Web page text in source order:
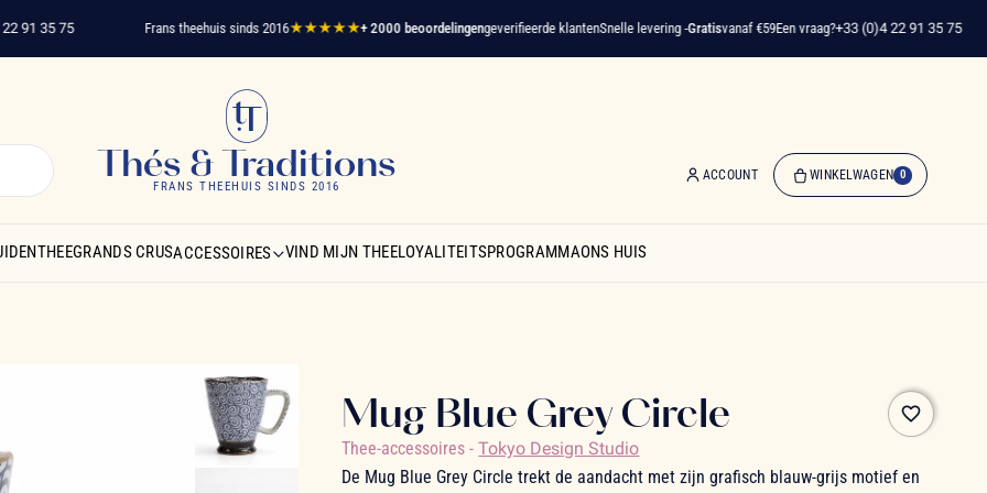
35 75 Frans theehuis sinds 2016★★★★★+ 2000 beoordelingengeverifieerde klantenSnelle levering -Gratisvanaf €59Een vraag?+33 (0)4 22 91 35 75
Thés & Traditions
FRANS THEEHUIS SINDS 2016
ACCOUNT WINKELWAGEN 0
GRANDS CRUSACCESSOIRES VIND MIJN THEELOYALITEITSPROGRAMMAONS HUIS
favorite_border
Mug Blue Grey Circle
Thee-accessoires-Tokyo Design Studio
De Mug Blue Grey Circle trekt de aandacht met zijn grafisch blauw-grijs motief en